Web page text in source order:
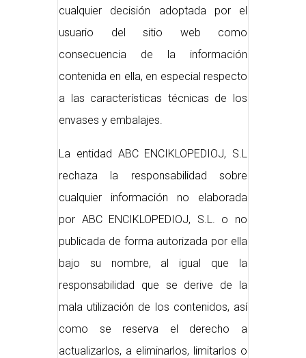
cualquier decisión adoptada por el
usuario del sitio web como
consecuencia de la información
contenida en ella, en especial respecto
a las características técnicas de los
envases y embalajes.
La entidad ABC ENCIKLOPEDIOJ, S.L
rechaza la responsabilidad sobre
cualquier información no elaborada
por ABC ENCIKLOPEDIOJ, S.L. o no
publicada de forma autorizada por ella
bajo su nombre, al igual que la
responsabilidad que se derive de la
mala utilización de los contenidos, así
como se reserva el derecho a
actualizarlos, a eliminarlos, limitarlos o